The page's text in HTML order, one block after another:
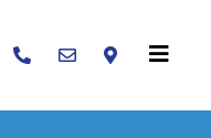
Buscar